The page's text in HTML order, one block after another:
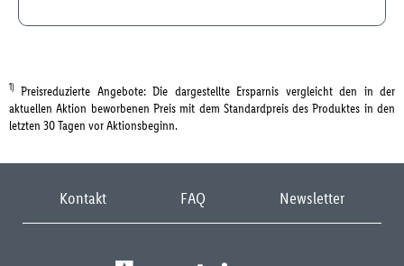
1) Preisreduzierte Angebote: Die dargestellte Ersparnis vergleicht den in der
aktuellen Aktion beworbenen Preis mit dem Standardpreis des Produktes in den
letzten 30 Tagen vor Aktionsbeginn.
Kontakt FAQ Newsletter